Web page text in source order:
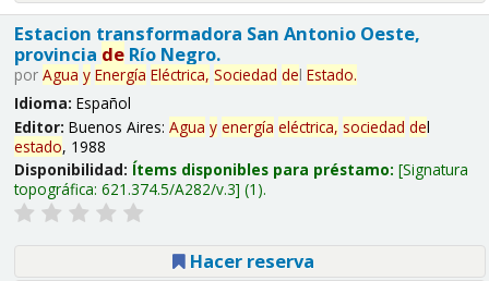
Estacion transformadora San Antonio Oeste,
provincia deRío Negro.
por Agua y Energía Eléctrica, Sociedad del Estado.
Idioma: Español
Editor: Buenos Aires: Agua y energía eléctrica, sociedad del
estado, 1988
Disponibilidad: Ítems disponibles para préstamo: Signatura
topográfica: 621.374.5/A282/v.3 (1).
Hacer reserva